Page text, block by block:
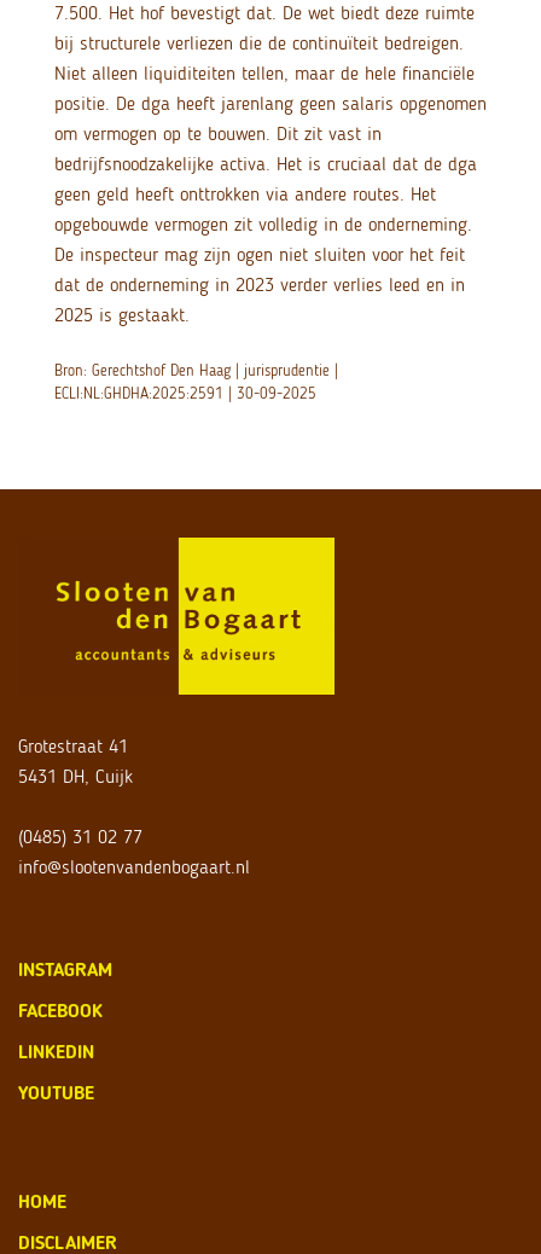
7.500. Het hof bevestigt dat. De wet biedt deze ruimte
bij structurele verliezen die de continuïteit bedreigen.
Niet alleen liquiditeiten tellen, maar de hele financiële
positie. De dga heeft jarenlang geen salaris opgenomen
om vermogen op te bouwen. Dit zit vast in
bedrijfsnoodzakelijke activa. Het is cruciaal dat de dga
geen geld heeft onttrokken via andere routes. Het
opgebouwde vermogen zit volledig in de onderneming.
De inspecteur mag zijn ogen niet sluiten voor het feit
dat de onderneming in 2023 verder verlies leed en in
2025 is gestaakt.
Bron: Gerechtshof Den Haag | jurisprudentie |
ECLI:NL:GHDHA:2025:2591 | 30-09-2025
Grotestraat 41
5431 DH, Cuijk
(0485) 31 02 77
info@slootenvandenbogaart.nl
INSTAGRAM
FACEBOOK
LINKEDIN
YOUTUBE
HOME
DISCLAIMER